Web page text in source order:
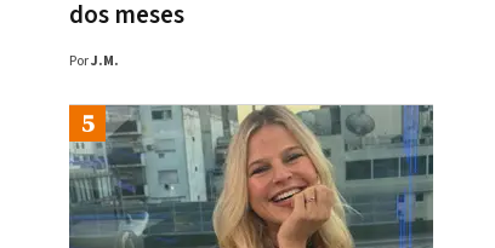
dos meses
PorJ.M.